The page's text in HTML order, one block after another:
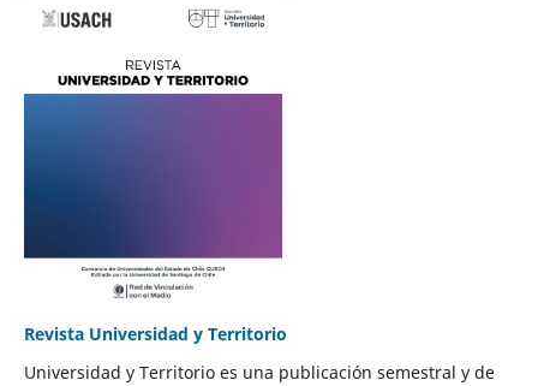
Revista Universidad y Territorio
Universidad y Territorio es una publicación semestral y de